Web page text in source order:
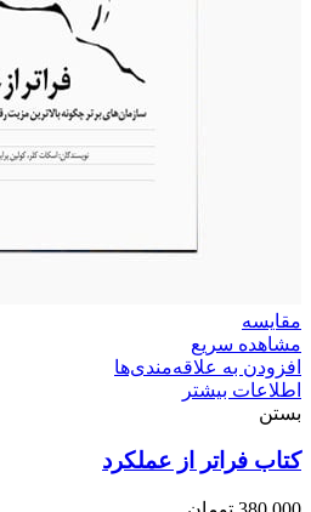
مقایسه
مشاهده سریع
افزودن به علاقه‌مندی‌ها
اطلاعات بیشتر
بستن
کتاب فراتر از عملکرد